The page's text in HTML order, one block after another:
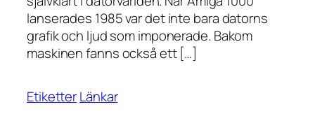
lanserades 1985 var det inte bara datorns
grafik och ljud som imponerade. Bakom
maskinen fanns också ett […]
EtiketterLänkar